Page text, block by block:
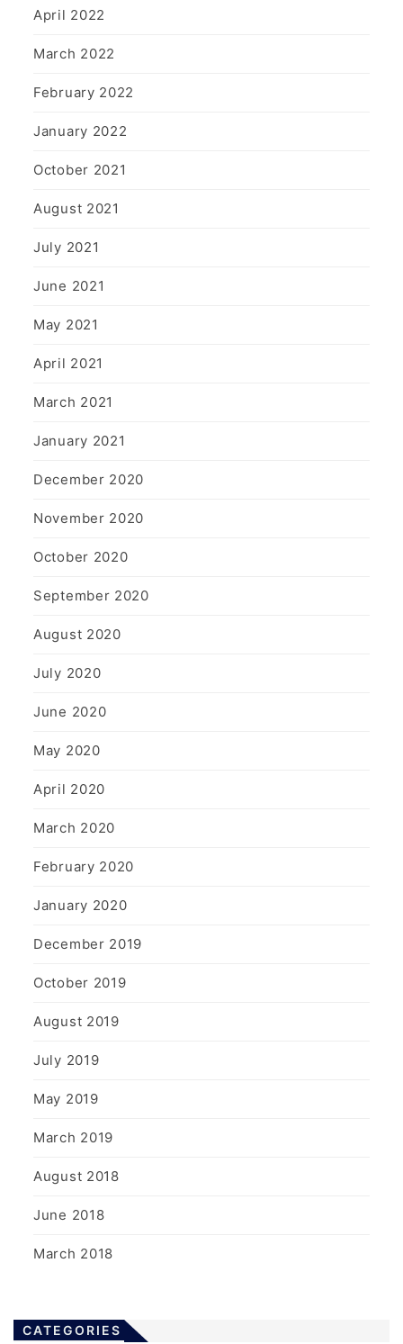
April 2022
March 2022
February 2022
January 2022
October 2021
August 2021
July 2021
June 2021
May 2021
April 2021
March 2021
January 2021
December 2020
November 2020
October 2020
September 2020
August 2020
July 2020
June 2020
May 2020
April 2020
March 2020
February 2020
January 2020
December 2019
October 2019
August 2019
July 2019
May 2019
March 2019
August 2018
June 2018
March 2018
CATEGORIES